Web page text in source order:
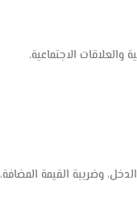
الاجتماعية،
وضريبة القيمة المضافة،